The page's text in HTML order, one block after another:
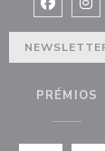
PRÉMIOS